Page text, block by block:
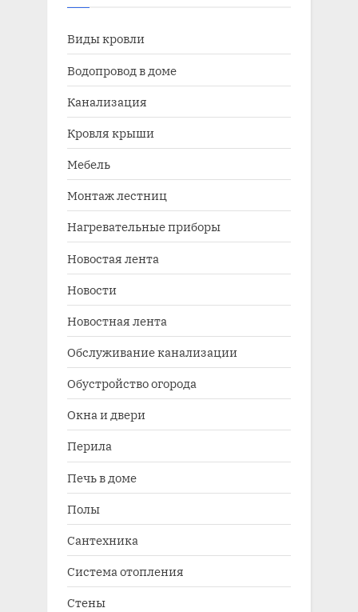
Виды кровли
Водопровод в доме
Канализация
Кровля крыши
Мебель
Монтаж лестниц
Нагревательные приборы
Новостая лента
Новости
Новостная лента
Обслуживание канализации
Обустройство огорода
Окна и двери
Перила
Печь в доме
Полы
Сантехника
Система отопления
Стены